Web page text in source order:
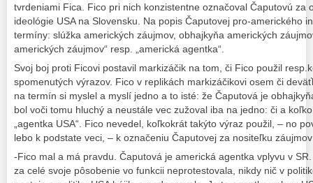
tvrdeniami Fica. Fico pri nich konzistentne označoval Čaputovú za
ideológie USA na Slovensku. Na popis Čaputovej pro-amerického
termíny: slúžka amerických záujmov, obhajkyňa amerických
amerických záujmov“ resp. „americká agentka“.
Svoj boj proti Ficovi postavil markizáčik na tom, či Fico použil
spomenutých výrazov. Fico v replikách markizáčikovi osem či
na termín si myslel a myslí jedno a to isté: že Čaputová je
bol voči tomu hluchý a neustále vec zužoval iba na jedno: či a
„agentka USA“. Fico nevedel, koľkokrát takýto výraz použil, – no
lebo k podstate veci, – k označeniu Čaputovej za nositeľku
-Fico mal a má pravdu. Čaputová je americká agentka vplyvu v
za celé svoje pôsobenie vo funkcii neprotestovala, nikdy nič v